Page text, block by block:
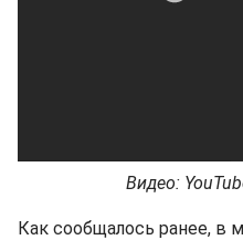
Видео:
Как сообщалось ранее, в